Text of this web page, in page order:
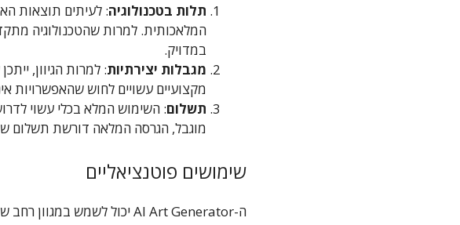
תלות בטכנולוגיה: לעיתים תוצאות
המלאכותית. למרות שהטכנולוגיה
במדויק.
מגבלות יצירתיות: למרות הגיוון,
מקצועיים עשויים לחוש שהאפשרויות
תשלום: השימוש המלא בכלי עשוי
מוגבל, הגרסה המלאה דורשת תשלום
שימושים פוטנציאליים
ה-AI Art Generator יכול לשמש במגוון רחב של תחומים: